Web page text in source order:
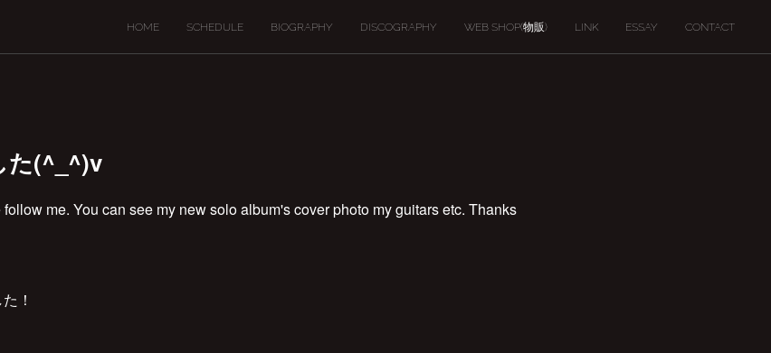
HOME SCHEDULE BIOGRAPHY DISCOGRAPHY WEB SHOP(物販) LINK ESSAY CONTACT
た(^_^)v
me. You can see my new solo album's cover photo my guitars etc. Thanks
！